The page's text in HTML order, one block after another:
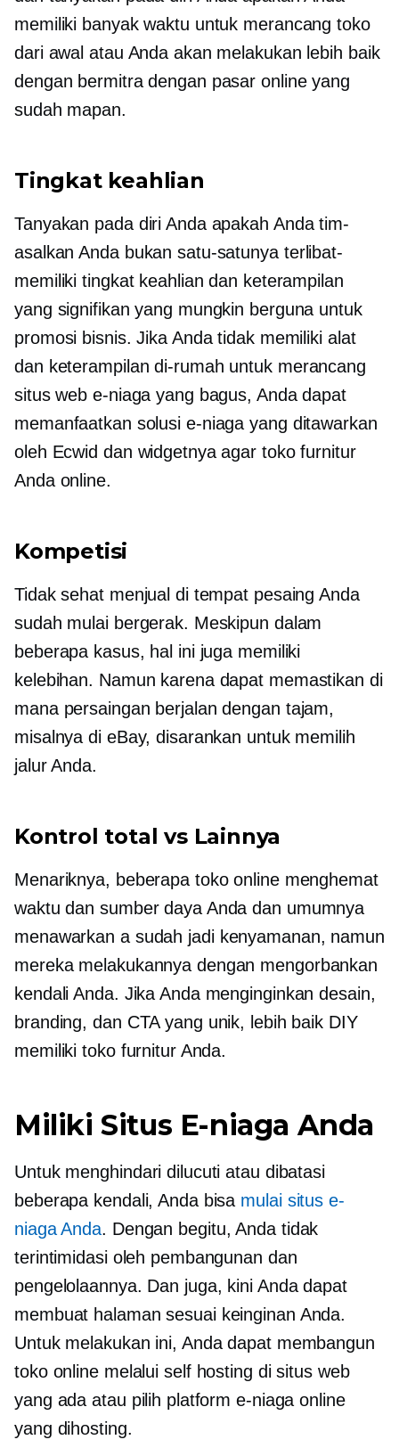
memiliki banyak waktu untuk merancang toko
dari awal atau Anda akan melakukan lebih baik
dengan bermitra dengan pasar online yang
sudah mapan.
Tingkat keahlian
Tanyakan pada diri Anda apakah Andatim-
asalkan Anda bukan satu-satunya terlibat-
memiliki tingkat keahlian dan keterampilan
yang signifikan yang mungkin berguna untuk
promosi bisnis. Jika Anda tidak memiliki alat
dan keterampilandi-rumah untuk merancang
situs web e-niaga yang bagus, Anda dapat
memanfaatkan solusi e-niaga yang ditawarkan
oleh Ecwid dan widgetnya agar toko furnitur
Anda online.
Kompetisi
Tidak sehat menjual di tempat pesaing Anda
sudah mulai bergerak. Meskipun dalam
beberapa kasus, hal ini juga memiliki
kelebihan. Namun karena dapat memastikan di
mana persaingan berjalan dengan tajam,
misalnya di eBay, disarankan untuk memilih
jalur Anda.
Kontrol total vs Lainnya
Menariknya, beberapa toko online menghemat
waktu dan sumber daya Anda dan umumnya
menawarkan a sudah jadikenyamanan, namun
mereka melakukannya dengan mengorbankan
kendali Anda. Jika Anda menginginkan desain,
branding, dan CTA yang unik, lebih baik DIY
memiliki toko furnitur Anda.
Miliki Situs E-niaga Anda
Untuk menghindari dilucuti atau dibatasi
beberapa kendali, Anda bisa mulai situs e-
niaga Anda. Dengan begitu, Anda tidak
terintimidasi oleh pembangunan dan
pengelolaannya. Dan juga, kini Anda dapat
membuat halaman sesuai keinginan Anda.
Untuk melakukan ini, Anda dapat membangun
toko online melalui self hosting di situs web
yang ada atau pilih platform e-niaga online
yang dihosting.